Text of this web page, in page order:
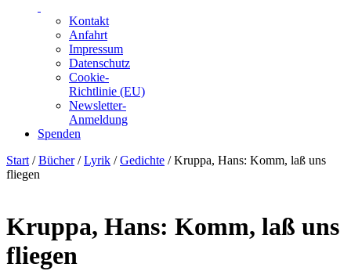
Kontakt
Anfahrt
Impressum
Datenschutz
Cookie-
Richtlinie (EU)
Newsletter-
Anmeldung
Spenden
Skip
to
Start /Bücher/Lyrik /Gedichte / Kruppa, Hans: Komm, laß uns
fliegen
Kruppa, Hans: Komm, laß uns
fliegen